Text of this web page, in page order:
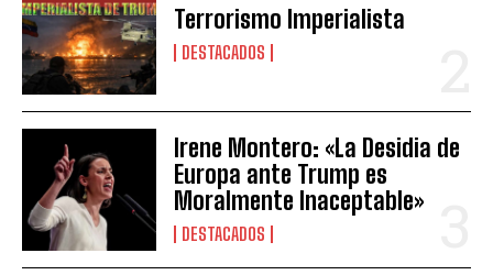
Terrorismo Imperialista
DESTACADOS
Irene Montero: «La Desidia de
Europa ante Trump es
Moralmente Inaceptable»
DESTACADOS